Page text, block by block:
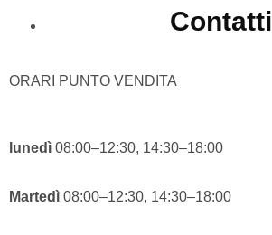
Contatti
ORARI PUNTO VENDITA
lunedì 08:00–12:30, 14:30–18:00
Martedì 08:00–12:30, 14:30–18:00